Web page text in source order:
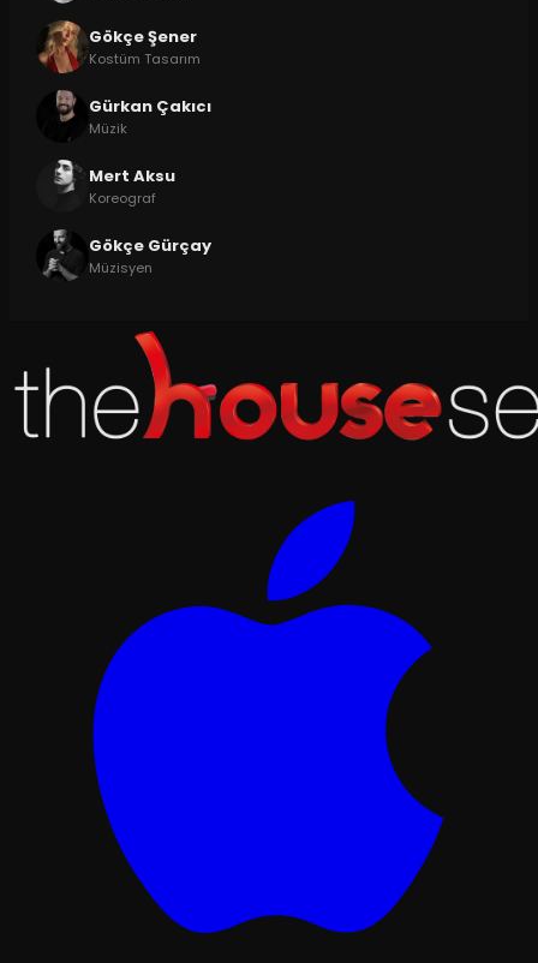
Gökçe Şener
Kostüm Tasarım
Gürkan Çakıcı
Müzik
Mert Aksu
Koreograf
Gökçe Gürçay
Müzisyen